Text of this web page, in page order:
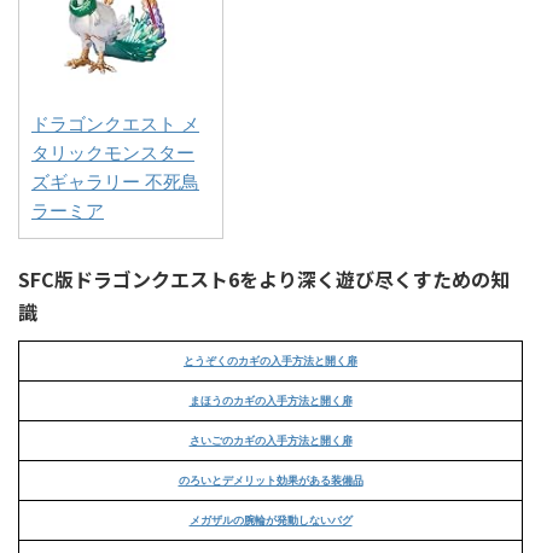
ドラゴンクエスト メ
タリックモンスター
ズギャラリー 不死鳥
ラーミア
SFC版ドラゴンクエスト6をより深く遊び尽くすための知
識
とうぞくのカギの入手方法と開く扉
まほうのカギの入手方法と開く扉
さいごのカギの入手方法と開く扉
のろいとデメリット効果がある装備品
メガザルの腕輪が発動しないバグ